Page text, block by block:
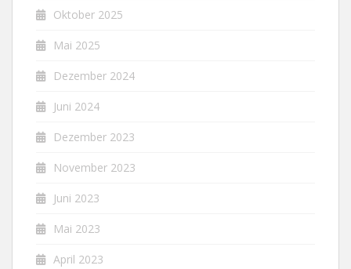
Oktober 2025
Mai 2025
Dezember 2024
Juni 2024
Dezember 2023
November 2023
Juni 2023
Mai 2023
April 2023